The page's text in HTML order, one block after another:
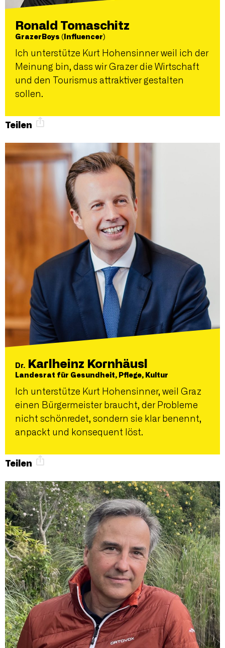
Ronald Tomaschitz
GrazerBoys (Influencer)
Ich unterstütze Kurt Hohensinner weil ich der
Meinung bin, dass wir Grazer die Wirtschaft
und den Tourismus attraktiver gestalten
sollen.
Teilen
Dr. Karlheinz Kornhäusl
Landesrat für Gesundheit, Pflege, Kultur
Ich unterstütze Kurt Hohensinner, weil Graz
einen Bürgermeister braucht, der Probleme
nicht schönredet, sondern sie klar benennt,
anpackt und konsequent löst.
Teilen